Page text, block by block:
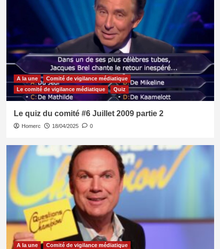
A la une
Comité de vigilance médiatique
Le comité de vigilance médiatique
Quiz
Le quiz du comité #6 Juillet 2009 partie 2
Homerc 18/04/2025 0
A la une
Comité de vigilance médiatique